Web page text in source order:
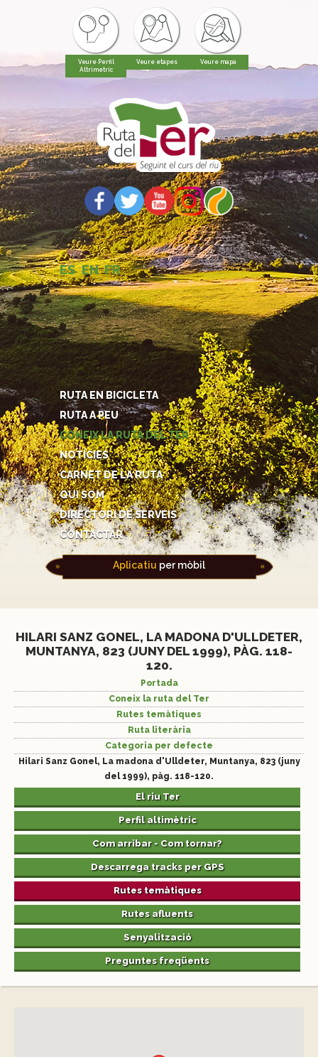
Veure Perfil
Altrimetric
Veure etapes Veure mapa
ES EN FR
RUTA EN BICICLETA
RUTA A PEU
CONEIX LA RUTA DEL TER
NOTÍCIES
CARNET DE LA RUTA
QUI SOM
DIRECTORI DE SERVEIS
CONTACTAR
Aplicatiu per mòbil
HILARI SANZ GONEL, LA MADONA D'ULLDETER,
MUNTANYA, 823 (JUNY DEL 1999), PÀG. 118-
120.
Portada
Coneix la ruta del Ter
Rutes temàtiques
Ruta literària
Categoria per defecte
Hilari Sanz Gonel, La madona d'Ulldeter, Muntanya, 823 (juny
del 1999), pàg. 118-120.
El riu Ter
Perfil altimètric
Com arribar - Com tornar?
Descarrega tracks per GPS
Rutes temàtiques
Rutes afluents
Senyalització
Preguntes freqüents